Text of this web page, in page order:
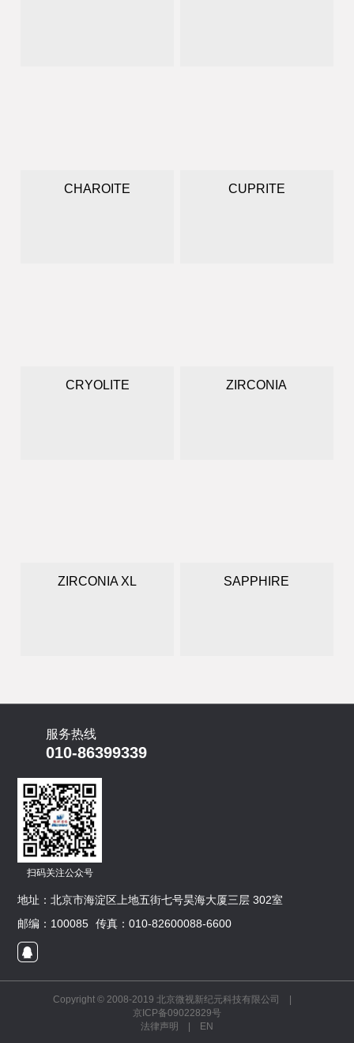
CHAROITE CUPRITE
CRYOLITE ZIRCONIA
ZIRCONIA XL SAPPHIRE
服务热线
010-86399339
扫码关注公众号
地址：北京市海淀区上地五街七号昊海大厦三层 302室
邮编：100085 传真：010-82600088-6600
Copyright © 2008-2019 北京微视新纪元科技有限公司 |
京ICP备09022829号
法律声明
EN